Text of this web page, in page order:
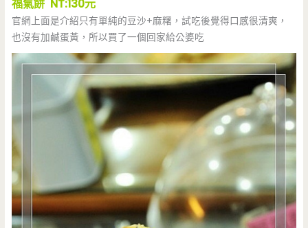
福氣餅 NT:130元
官網上面是介紹只有單純的豆沙+麻糬，試吃後覺得口感很清爽，
也沒有加鹹蛋黃，所以買了一個回家給公婆吃